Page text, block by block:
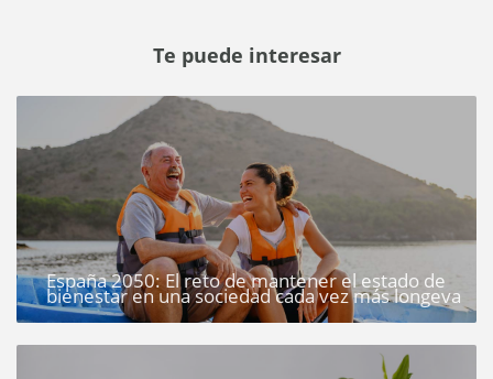
Te puede interesar
España 2050: El reto de mantener el estado de
bienestar en una sociedad cada vez más longeva